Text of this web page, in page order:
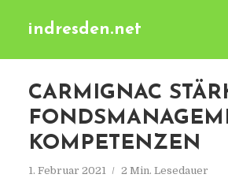
indresden.net
CARMIGNAC
KOMPETENZEN
1. Februar 2021 2 Min. Lesedauer